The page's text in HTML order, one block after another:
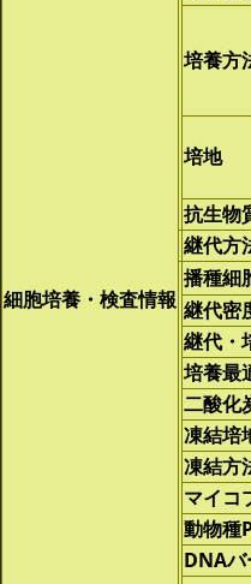
細胞培養・検査情報
培養方
培地
抗生物
継代方
播種細
継代密
継代・
培養最
二酸化
凍結培
凍結方
マイコ
動物種
DNAバ